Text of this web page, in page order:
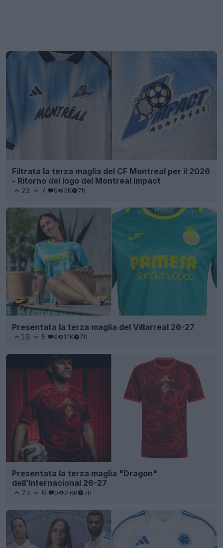
Filtrata la terza maglia del CF Montreal per il 2026
- Ritorno del logo del Montreal Impact
23 7 0 3K 7h
Presentata la terza maglia del Villarreal 26-27
19 5 0 1.1K 7h
Presentata la terza maglia "Dragon"
dell’Internacional 26-27
25 6 0 2.6K 7h